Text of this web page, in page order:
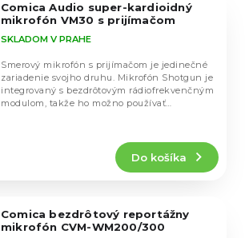
Comica Audio super-kardioidný
mikrofón VM30 s prijímačom
SKLADOM V PRAHE
Do košíka
Smerový mikrofón s prijímačom je jedinečné
zariadenie svojho druhu. Mikrofón Shotgun je
integrovaný s bezdrôtovým rádiofrekvenčným
modulom, takže ho možno používať
Comica bezdrôtový reportážny
mikrofón CVM-WM200/300